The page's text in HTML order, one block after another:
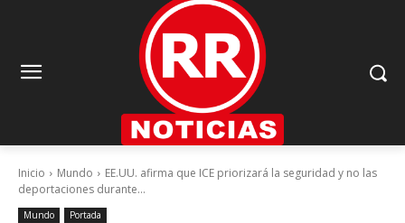
Inicio Mundo
EE.UU. afirma que ICE priorizará la seguridad y no las
deportaciones durante...
Mundo Portada